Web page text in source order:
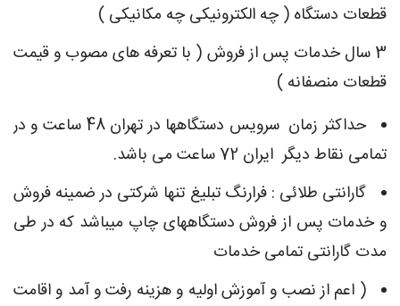
قطعات دستگاه ( چه الکترونیکی چه مکانیکی )
3 سال خدمات پس از فروش ( با تعرفه های مصوب و قیمت
قطعات منصفانه )
حداکثر زمان سرويس دستگاهها در تهران 48 ساعت و در
تمامی نقاط دیگر ايران 72 ساعت می باشد.
گارانتی طلائی : فرارنگ تبلیغ تنها شرکتی در ضمینه فروش
و خدمات پس از فروش دستگاههای چاپ میباشد که در طی
مدت گارانتی تمامی خدمات
( اعم از نصب و آموزش اولیه و هزینه رفت و آمد و اقامت